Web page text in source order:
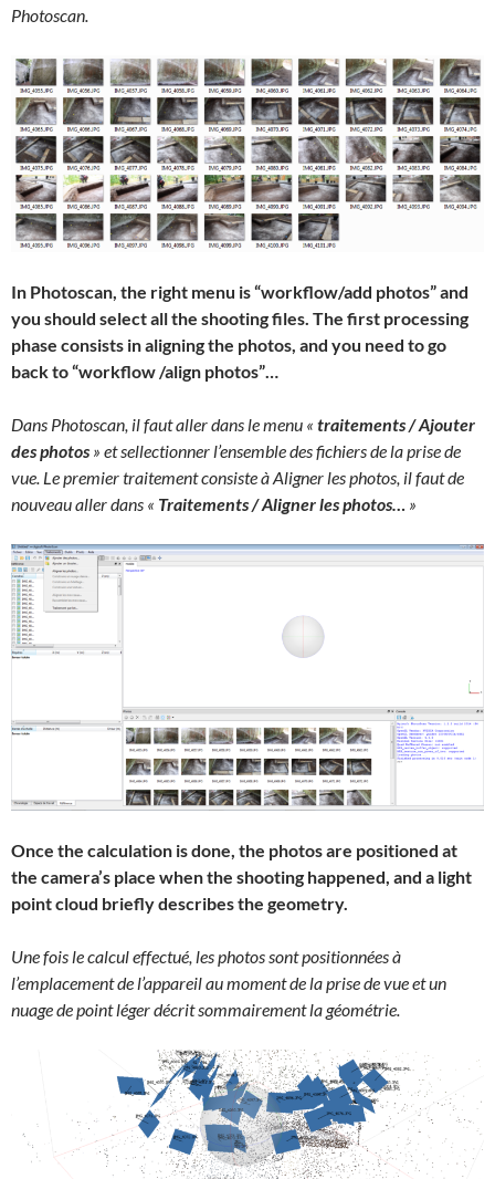
Photoscan.
In Photoscan, the right menu is “workflow/add photos” and
you should select all the shooting files. The first processing
phase consists in aligning the photos, and you need to go
back to “workflow /align photos”…
Dans Photoscan, il faut aller dans le menu « traitements / Ajouter
des photos » et sellectionner l’ensemble des fichiers de la prise de
vue. Le premier traitement consiste à Aligner les photos, il faut de
nouveau aller dans « Traitements / Aligner les photos… »
Once the calculation is done, the photos are positioned at
the camera’s place when the shooting happened, and a light
point cloud briefly describes the geometry.
Une fois le calcul effectué, les photos sont positionnées à
l’emplacement de l’appareil au moment de la prise de vue et un
nuage de point léger décrit sommairement la géométrie.